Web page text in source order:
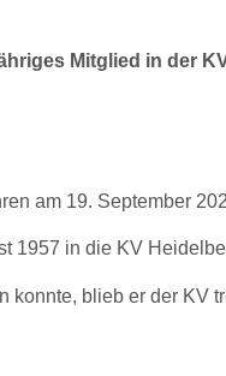
Mitglied in der
am 19. September
1957 in die KV
konnte, blieb er der KV